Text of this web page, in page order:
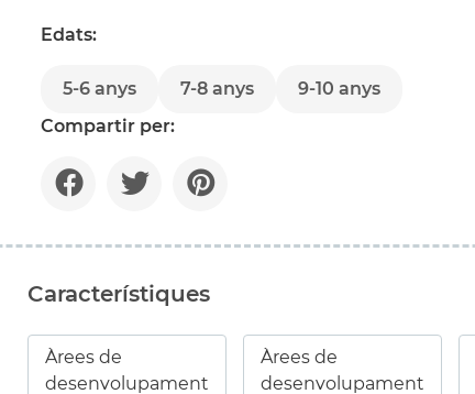
Edats:
5-6 anys 7-8 anys
9-10 anys
Compartir per:
Característiques
Àrees de
desenvolupament
Àrees de
desenvolupament